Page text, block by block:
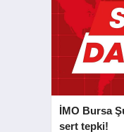
İMO Bursa
sert tepki!